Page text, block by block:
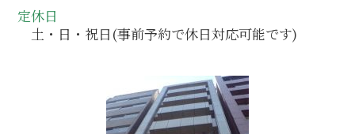
定休日
土・日・祝日(事前予約で休日対応可能です)